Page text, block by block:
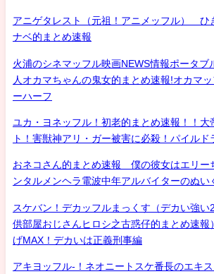
アニゲタレスト（元祖！アニメッフル） ひ
ナベ的まとめ速報
火浦のシネマッフル映画NEWS情報ポータブ
人オカマちゃんの鬼女的まとめ速報!オカマ
ーハーフ
ユカ・ヨネッフル！初老的まとめ速報！！大
ト！害獣神アリ・ガー被害に必殺！パイルド
おネコさん的まとめ速報 僕の彼女はエリー
ンタルメンヘラ電波中年アルバイターのぬい
スケバン！デカッフルまっくす（デカい強い
供部屋おじさんヒロシ之古惑仔的まとめ速報
げMAX！デカいは正義刑事編
アキヨッフル-！ネオニートスケ番長のエキス